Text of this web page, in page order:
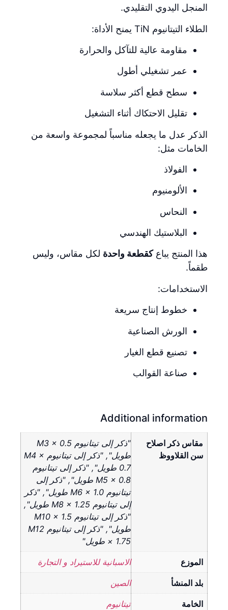
المنجل اليدوي التقليدي.
الطلاء التيتانيوم TiN يمنح الأداة:
مقاومة عالية للتآكل والحرارة
عمر تشغيلي أطول
سطح قطع أكثر سلاسة
تقليل الاحتكاك أثناء التشغيل
الذكر عدل ما يجعله مناسباً لمجموعة واسعة من
الخامات مثل:
الفولاذ
الألومنيوم
النحاس
البلاستيك الهندسي
هذا المنتج يباعكقطعة واحدة لكل مقاس، وليس
طقماً.
الاستخدامات:
خطوط إنتاج سريعة
الورش الصناعية
تصنيع قطع الغيار
صناعة القوالب
Additional information
مقاس ذكر اصلاح
سن القلاووظ
"ذكر إلى تيتانيوم M3 × 0.5
طويل", "ذكر إلى تيتانيوم M4 ×
0.7 طويل", "ذكر إلى تيتانيوم
M5 × 0.8 طويل", "ذكر إلى
تيتانيوم M6 × 1.0 طويل", "ذكر
إلى تيتانيوم M8 × 1.25 طويل",
"ذكر إلى تيتانيوم M10 × 1.5
طويل", "ذكر إلى تيتانيوم M12
× 1.75 طويل"
الموزع الاسبانية للاستيراد و التجارة
بلد المنشأ الصين
الخامة تيتانيوم